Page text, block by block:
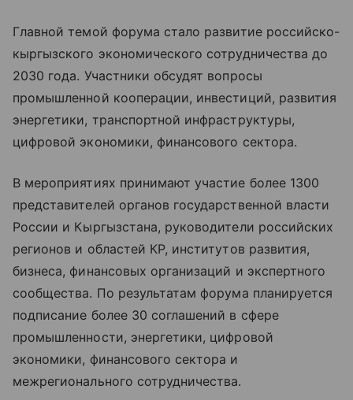
Главной темой форума стало развитие российско-
кыргызского экономического сотрудничества до
2030 года. Участники обсудят вопросы
промышленной кооперации, инвестиций, развития
энергетики, транспортной инфраструктуры,
цифровой экономики, финансового сектора.
В мероприятиях принимают участие более 1300
представителей органов государственной власти
России и Кыргызстана, руководители российских
регионов и областей КР, институтов развития,
бизнеса, финансовых организаций и экспертного
сообщества. По результатам форума планируется
подписание более 30 соглашений в сфере
промышленности, энергетики, цифровой
экономики, финансового сектора и
межрегионального сотрудничества.